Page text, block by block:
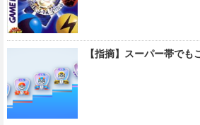
【指摘】スーパー帯で